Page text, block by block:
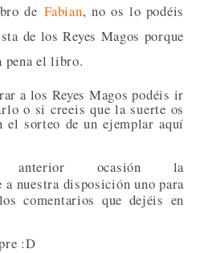
deFabian, no os lo podéis
de los Reyes Magos porque
pena el libro.
a los Reyes Magos podéis ir
o si creeis que la suerte os
el sorteo de un ejemplar aquí
ocasión la
a nuestra disposición uno para
comentarios que dejéis en
:D